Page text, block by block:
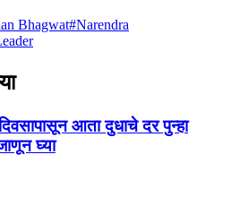
Bhagwat#Narendra
आता दुधाचे दर पुन्हा
घ्या